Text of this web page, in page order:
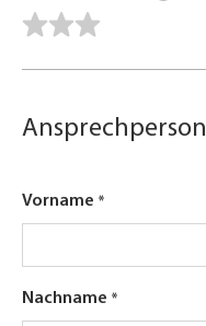
Ansprechperson
Vorname
Nachname